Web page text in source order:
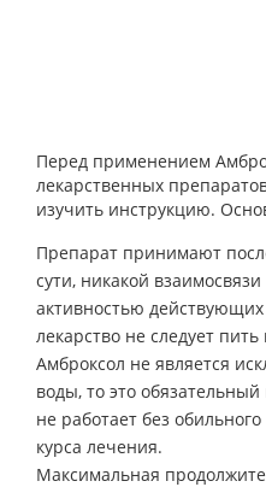
Перед применением
лекарственных
изучить инструкцию.
Препарат принимают
сути, никакой
активностью
лекарство не следует
Амброксол не является
воды, то это
не работает без
курса лечения.
Максимальная